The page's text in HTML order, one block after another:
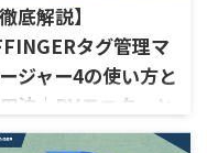
徹底解説】
タグ管理マ
ジャー4の使い方と
法｜PVモニターと
いも紹介